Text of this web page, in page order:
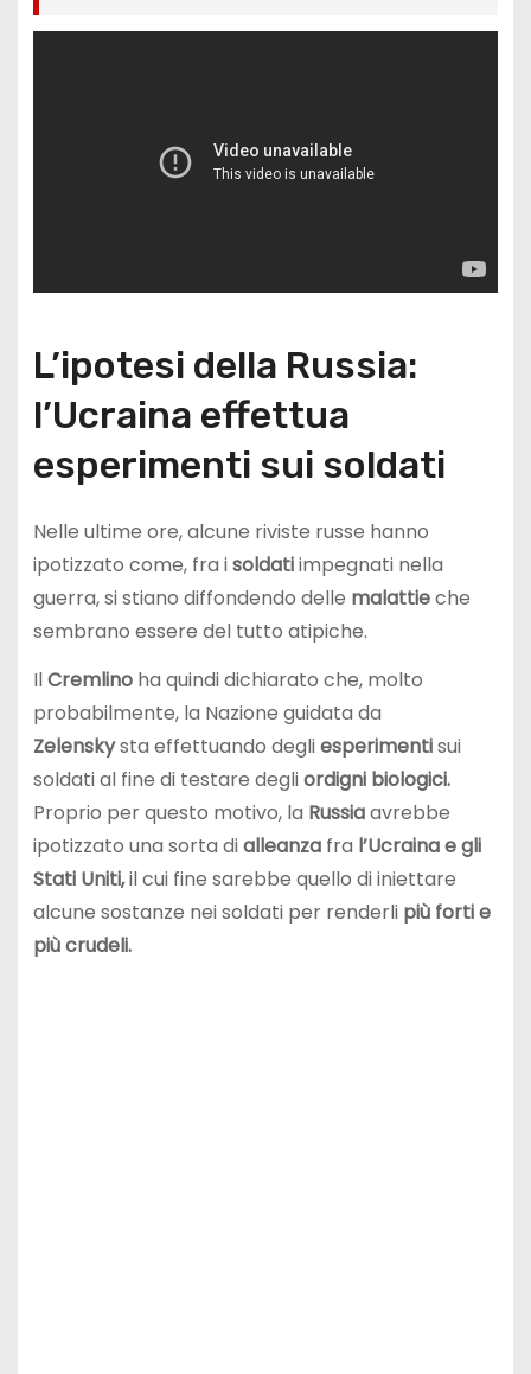
L’ipotesi della Russia:
l’Ucraina effettua
esperimenti sui soldati
Nelle ultime ore, alcune riviste russe hanno
ipotizzato come, fra isoldatiimpegnati nella
guerra, si stiano diffondendo delle malattieche
sembrano essere del tutto atipiche.
IlCremlinoha quindi dichiarato che, molto
probabilmente, la Nazione guidata da
Zelenskysta effettuando degliesperimentisui
soldati al fine di testare degliordigni biologici.
Proprio per questo motivo, la Russiaavrebbe
ipotizzato una sorta dialleanzafra l’Ucraina e gli
Stati Uniti,il cui fine sarebbe quello di iniettare
alcune sostanze nei soldati per renderli più forti e
più crudeli.